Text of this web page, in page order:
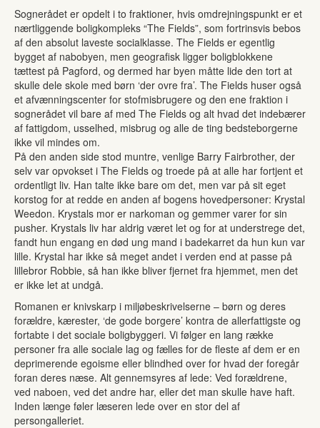
Sognerådet er opdelt i to fraktioner, hvis omdrejningspunkt er et
nærtliggende boligkompleks “The Fields”, som fortrinsvis bebos
af den absolut laveste socialklasse. The Fields er egentlig
bygget af nabobyen, men geografisk ligger boligblokkene
tættest på Pagford, og dermed har byen måtte lide den tort at
skulle dele skole med børn ‘der ovre fra’. The Fields huser også
et afvænningscenter for stofmisbrugere og den ene fraktion i
sognerådet vil bare af med The Fields og alt hvad det indebærer
af fattigdom, usselhed, misbrug og alle de ting bedsteborgerne
ikke vil mindes om.
På den anden side stod muntre, venlige Barry Fairbrother, der
selv var opvokset i The Fields og troede på at alle har fortjent et
ordentligt liv. Han talte ikke bare om det, men var på sit eget
korstog for at redde en anden af bogens hovedpersoner: Krystal
Weedon. Krystals mor er narkoman og gemmer varer for sin
pusher. Krystals liv har aldrig været let og for at understrege det,
fandt hun engang en død ung mand i badekarret da hun kun var
lille. Krystal har ikke så meget andet i verden end at passe på
lillebror Robbie, så han ikke bliver fjernet fra hjemmet, men det
er ikke let at undgå.
Romanen er knivskarp i miljøbeskrivelserne – børn og deres
forældre, kærester, ‘de gode borgere’ kontra de allerfattigste og
fortabte i det sociale boligbyggeri. Vi følger en lang række
personer fra alle sociale lag og fælles for de fleste af dem er en
deprimerende egoisme eller blindhed over for hvad der foregår
foran deres næse. Alt gennemsyres af lede: Ved forældrene,
ved naboen, ved det andre har, eller det man skulle have haft.
Inden længe føler læseren lede over en stor del af
persongalleriet.